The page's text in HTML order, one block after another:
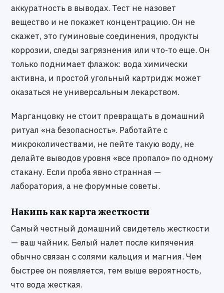
аккуратность в выводах. Тест не назовет
вещество и не покажет концентрацию. Он не
скажет, это гуминовые соединения, продукты
коррозии, следы загрязнения или что-то еще. Он
только поднимает флажок: вода химически
активна, и простой угольный картридж может
оказаться не универсальным лекарством.
Марганцовку не стоит превращать в домашний
ритуал «на безопасность». Работайте с
микроколичествами, не пейте такую воду, не
делайте выводов уровня «все пропало» по одному
стакану. Если проба явно странная —
лаборатория, а не форумные советы.
Накипь как карта жесткости
Самый честный домашний свидетель жесткости
— ваш чайник. Белый налет после кипячения
обычно связан с солями кальция и магния. Чем
быстрее он появляется, тем выше вероятность,
что вода жесткая.